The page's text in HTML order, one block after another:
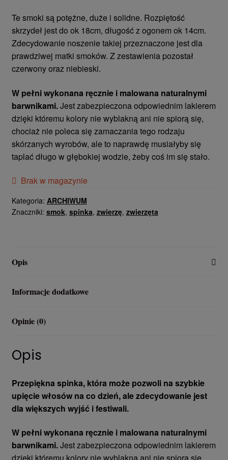
Te smoki są potężne, duże i solidne. Rozpiętość
skrzydeł jest do ok 18cm, długość z ogonem ok 14cm.
Zdecydowanie noszenie takiej przeznaczone jest dla
prawdziwej matki smoków. Z zestawienia pozostał
czerwony oraz niebieski.
W pełni wykonana ręcznie i malowana naturalnymi
barwnikami.Jest zabezpieczona odpowiednim lakierem
dzięki któremu kolory nie wyblakną ani nie spiorą się,
chociaż nie poleca się zamaczania tego rodzaju
skórzanych wyrobów, ale to naprawdę musiałyby się
taplać długo w głębokiej wodzie, żeby coś im się stało.
Brak w magazynie
Kategoria: ARCHIWUM
Znaczniki: smok, spinka, zwierzę, zwierzęta
Opis
Informacje dodatkowe
Opinie (0)
Opis
Przepiękna spinka, która może pozwoli na szybkie
upięcie włosów na co dzień, ale zdecydowanie jest
dla większych wyjść i festiwali.
W pełni wykonana ręcznie i malowana naturalnymi
barwnikami.Jest zabezpieczona odpowiednim lakierem